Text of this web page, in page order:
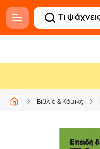
Βιβλία & Κόμικς